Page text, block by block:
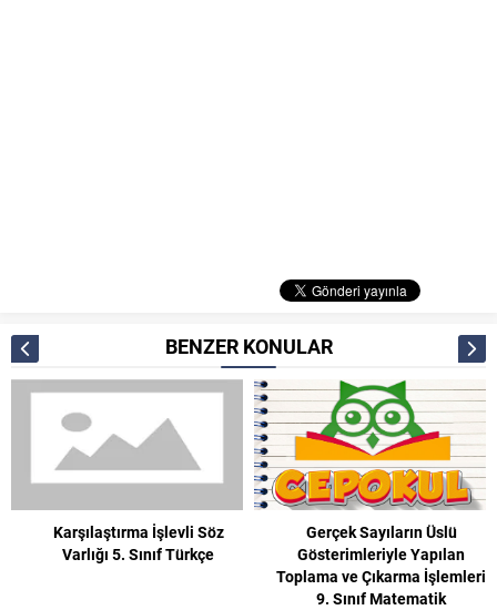
BENZER KONULAR
Karşılaştırma İşlevli Söz
Varlığı 5. Sınıf Türkçe
Gerçek Sayıların Üslü
Gösterimleriyle Yapılan
Toplama ve Çıkarma İşlemleri
9. Sınıf Matematik